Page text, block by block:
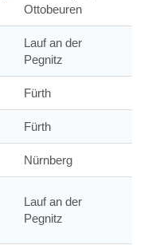
Ottobeuren
Lauf an der
Pegnitz
Fürth
Fürth
Nürnberg
Lauf an der
Pegnitz